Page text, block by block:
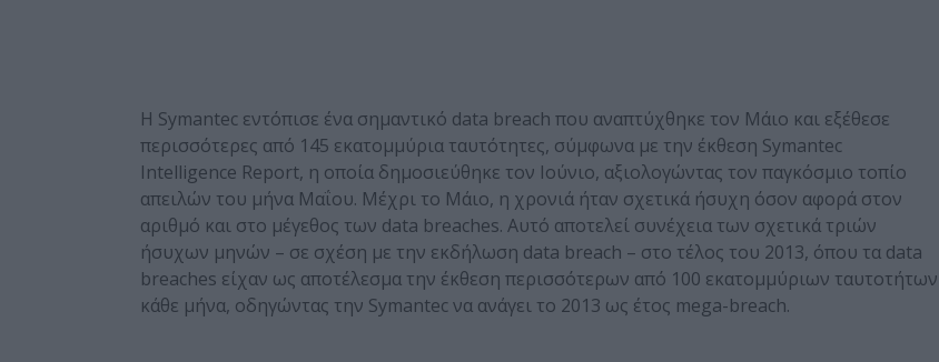
H Symantec εντόπισε ένα σημαντικό data breach που αναπτύχθηκε τον Μάιο και εξέθεσε
περισσότερες από 145 εκατομμύρια ταυτότητες, σύμφωνα με την έκθεση Symantec
Intelligence Report, η οποία δημοσιεύθηκε τον Ιούνιο, αξιολογώντας τον παγκόσμιο τοπίο
απειλών του μήνα Μαΐου. Μέχρι το Μάιο, η χρονιά ήταν σχετικά ήσυχη όσον αφορά στον
αριθμό και στο μέγεθος των data breaches. Αυτό αποτελεί συνέχεια των σχετικά τριών
ήσυχων μηνών – σε σχέση με την εκδήλωση data breach – στο τέλος του 2013, όπου τα data
breaches είχαν ως αποτέλεσμα την έκθεση περισσότερων από 100 εκατομμύριων ταυτοτήτων
κάθε μήνα, οδηγώντας την Symantec να ανάγει το 2013 ως έτος mega-breach.